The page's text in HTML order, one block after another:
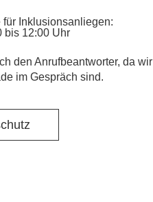
für Inklusionsanliegen:
bis 12:00 Uhr
den Anrufbeantworter, da wir
im Gespräch sind.